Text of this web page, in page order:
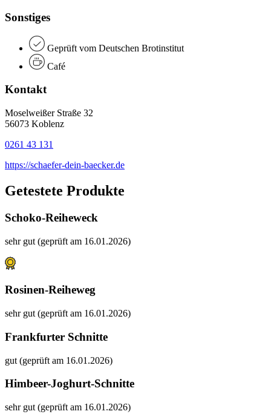
Sonstiges
Geprüft vom Deutschen Brotinstitut
Café
Kontakt
Moselweißer Straße 32
56073 Koblenz
0261 43 131
https://schaefer-dein-baecker.de
Getestete Produkte
Schoko-Reiheweck
sehr gut (geprüft am 16.01.2026)
Rosinen-Reiheweg
sehr gut (geprüft am 16.01.2026)
Frankfurter Schnitte
gut (geprüft am 16.01.2026)
Himbeer-Joghurt-Schnitte
sehr gut (geprüft am 16.01.2026)